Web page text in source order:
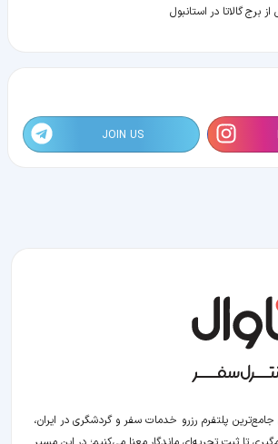
از برج گالاتا در استانبول
JOIN US
جامع‌ترین پلتفرم رزرو خدمات سفر و گردشگری در ایران،